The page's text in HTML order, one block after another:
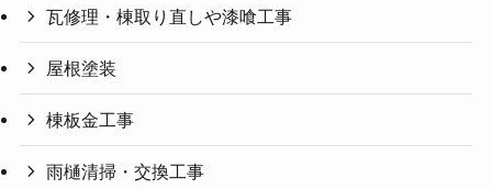
瓦修理・棟取り直しや漆喰工事
屋根塗装
棟板金工事
雨樋清掃・交換工事